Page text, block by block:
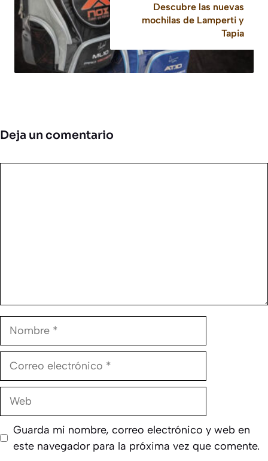
Descubre las nuevas
mochilas de Lamperti y
Tapia
Deja un comentario
Nombre
Correo
Web
Guarda mi nombre, correo electrónico y web en
este navegador para la próxima vez que comente.